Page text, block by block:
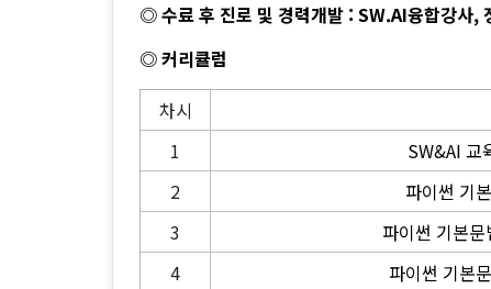
◎ 수료 후 진로 및 경력개발 : SW.AI융합강사,
◎ 커리큘럼
차시
1
SW&AI 교
2
파이썬 기
3
파이썬 기본
4
파이썬 기본